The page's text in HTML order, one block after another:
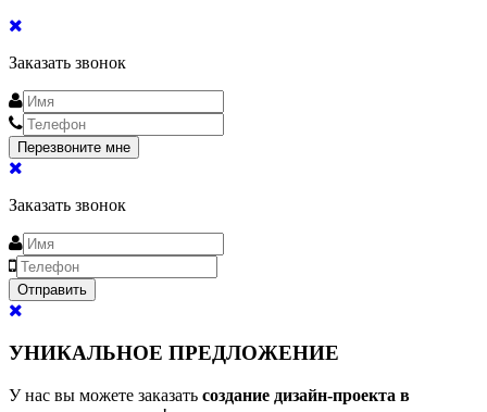
Заказать звонок
Заказать звонок
УНИКАЛЬНОЕ ПРЕДЛОЖЕНИЕ
У нас вы можете заказать создание дизайн-проекта в